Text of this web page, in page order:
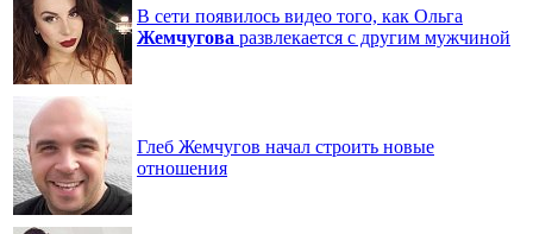
В сети появилось видео того, как Ольга
Жемчугова развлекается с другим мужчиной
Глеб Жемчугов начал строить новые
отношения